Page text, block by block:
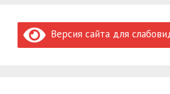
Версия сайта для